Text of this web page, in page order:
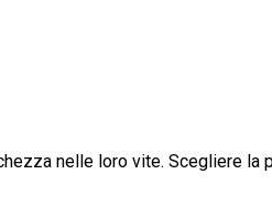
nelle loro vite. Scegliere la